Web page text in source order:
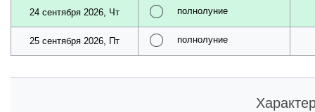
24 сентября 2026, Чт полнолуние
25 сентября 2026, Пт полнолуние